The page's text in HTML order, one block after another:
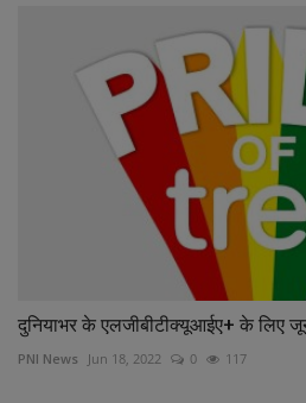
दुनियाभर के एलजीबीटीक्यूआईए+ के लिए
PNI News Jun 18, 2022 0 117